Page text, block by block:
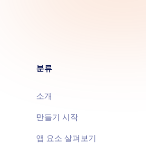
분류
소개
기능
만들기 시작
기능
앱 요소 살펴보기